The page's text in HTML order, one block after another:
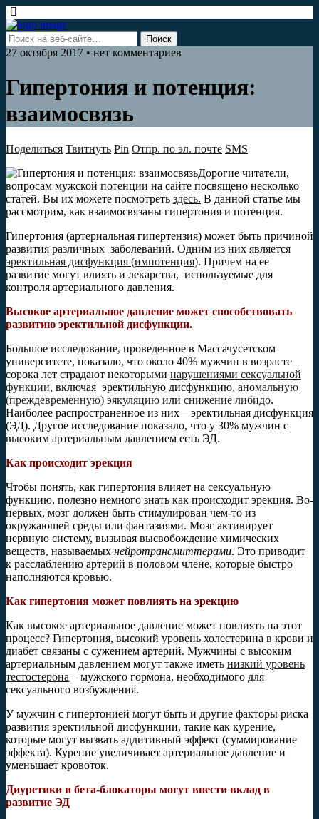
27 октября 2017 • нет комментариев
Гипертония и потенция:
взаимосвязь
Поделиться Твитнуть Pin Отпр. по эл. почте SMS
Дорогие читатели,
вопросам мужской потенции на сайте посвящено несколько
статей. Вы их можете посмотреть здесь. В данной статье мы
рассмотрим, как взаимосвязаны гипертония и потенция.
Гипертония (артериальная гипертензия) может быть причиной
развития различных заболеваний. Одним из них является
эректильная дисфункция (импотенция). Причем на ее
развитие могут влиять и лекарства, используемые для
контроля артериального давления.
Высокое артериальное давление может способствовать
развитию эректильной дисфункции.
Большое исследование, проведенное в Массачусетском
университете, показало, что около 40% мужчин в возрасте
сорока лет страдают некоторыми нарушениями сексуальной
функции, включая эректильную дисфункцию, аномальную
(преждевременную) эякуляцию или снижение либидо.
Наиболее распространенное из них – эректильная дисфункция
(ЭД). Другое исследование показало, что у 30% мужчин с
высоким артериальным давлением есть ЭД.
Как происходит эрекция
Чтобы понять, как гипертония влияет на сексуальную
функцию, полезно немного знать как происходит эрекция. Во-
первых, мозг должен быть стимулирован чем-то из
окружающей среды или фантазиями. Мозг активирует
нервную систему, вызывая высвобождение химических
веществ, называемых нейротрансмиттерами. Это приводит
к расслаблению артерий в половом члене, которые быстро
наполняются кровью.
Как гипертония может повлиять на эрекцию
Как высокое артериальное давление может повлиять на этот
процесс? Гипертония, высокий уровень холестерина в крови и
диабет связаны с сужением артерий. Мужчины с высоким
артериальным давлением могут также иметь низкий уровень
тестостерона – мужского гормона, необходимого для
сексуального возбуждения.
У мужчин с гипертонией могут быть и другие факторы риска
развития эректильной дисфункции, такие как курение,
которые могут вызвать аддитивный эффект (суммирование
эффекта). Курение увеличивает артериальное давление и
уменьшает кровоток.
Диуретики и бета-блокаторы могут внести вклад в
развитие ЭД